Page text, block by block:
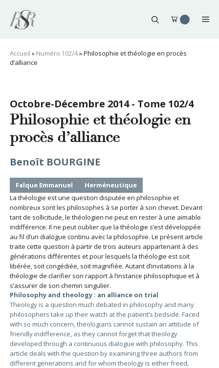
contenu
Accueil » Numéro 102/4»Philosophie et théologie en procès
d’alliance
Octobre-Décembre 2014 - Tome 102/4
Philosophie et théologie en
procès d’alliance
Benoît BOURGINE
Falque Emmanuel
Herméneutique
La théologie est une question disputée en philosophie et
nombreux sont les philosophes à se porter à son chevet. Devant
tant de sollicitude, le théologien ne peut en rester à une aimable
indifférence. Il ne peut oublier que la théologie s’est développée
au fil d’un dialogue continu avec la philosophie. Le présent article
traite cette question à partir de trois auteurs appartenant à des
générations différentes et pour lesquels la théologie est soit
libérée, soit congédiée, soit magnifiée. Autant d’invitations à la
théologie de clarifier son rapport à l’instance philosophique et à
s’assurer de son chemin singulier.
Philosophy and theology : an alliance on trial
Theology is a question much debated in philosophy and many
philosophers take up their watch at the patient’s bedside. Faced
with so much concern, theologians cannot sustain an attitude of
friendly indifference, as they cannot forget that theology
developed through a continuous dialogue with philosophy. This
article deals with the question by examining three authors from
different generations and for whom theology is either freed,